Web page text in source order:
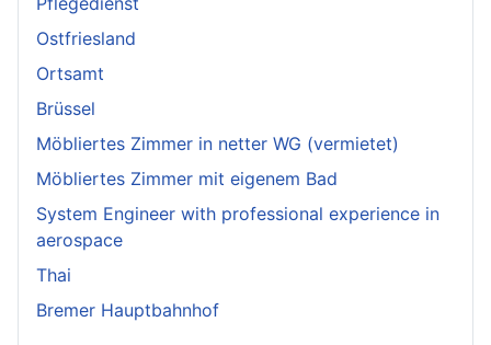
Ostfriesland
Ortsamt
Brüssel
Möbliertes Zimmer in netter WG (vermietet)
Möbliertes Zimmer mit eigenem Bad
System Engineer with professional experience in
aerospace
Thai
Bremer Hauptbahnhof